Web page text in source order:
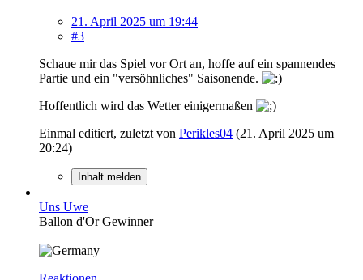
21. April 2025 um 19:44
#3
Schaue mir das Spiel vor Ort an, hoffe auf ein spannendes
Partie und ein "versöhnliches" Saisonende.
Hoffentlich wird das Wetter einigermaßen
Einmal editiert, zuletzt von Perikles04 (21. April 2025 um
20:24)
Inhalt melden
Uns Uwe
Ballon d'Or Gewinner